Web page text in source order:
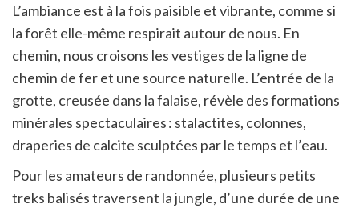
L’ambiance est à la fois paisible et vibrante, comme si
la forêt elle-même respirait autour de nous. En
chemin, nous croisons les vestiges de la ligne de
chemin de fer et une source naturelle. L’entrée de la
grotte, creusée dans la falaise, révèle des formations
minérales spectaculaires : stalactites, colonnes,
draperies de calcite sculptées par le temps et l’eau.
Pour les amateurs de randonnée, plusieurs petits
treks balisés traversent la jungle, d’une durée de une